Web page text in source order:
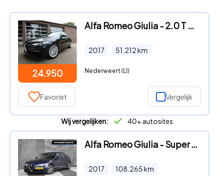
24.950
Alfa Romeo Giulia - 2.0 T Aut. Leer Panorama 1e Eig 51 dkm
2017 51.212km
Nederweert (LI)
Favoriet Vergelijk
Wij vergelijken: 40+ autosites
Alfa Romeo Giulia - Super 2.0 Turbo 200pk Automaat CAMERA | DAB | DODE HOEK | 17
2017 108.265km